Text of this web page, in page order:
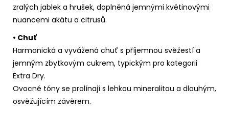
zralých jablek a hrušek, doplněná jemnými květinovými
nuancemi akátu a citrusů.
• Chuť
Harmonická a vyvážená chuť s příjemnou svěžestí a
jemným zbytkovým cukrem, typickým pro kategorii
Extra Dry.
Ovocné tóny se prolínají s lehkou mineralitou a dlouhým,
osvěžujícím závěrem.